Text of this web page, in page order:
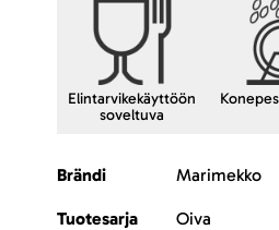
Elintarvikekäyttöön
soveltuva
Lisätietoja
Brändi Marimekko
Tuotesarja Oiva